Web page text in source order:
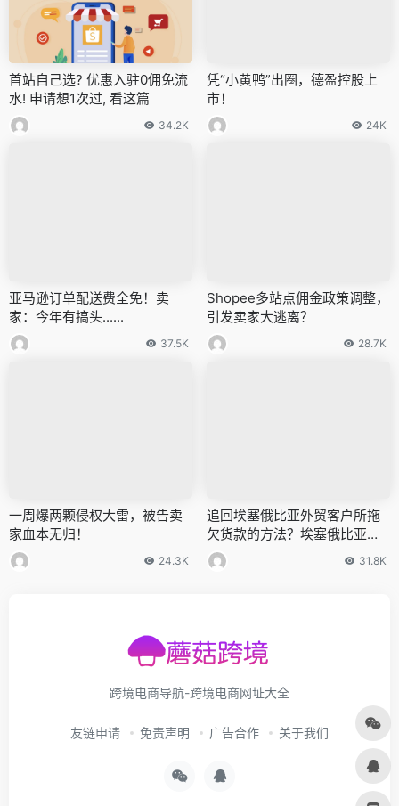
首站自己选? 优惠入驻0佣免流
水! 申请想1次过, 看这篇
34.2K
凭“小黄鸭”出圈，德盈控股上
市！
24K
亚马逊订单配送费全免！卖
家：今年有搞头......
37.5K
Shopee多站点佣金政策调整，
引发卖家大逃离？
28.7K
一周爆两颗侵权大雷，被告卖
家血本无归！
24.3K
追回埃塞俄比亚外贸客户所拖
欠货款的方法？埃塞俄比亚欠
款催收、法律诉讼等相关注意
事项
31.8K
跨境电商导航-跨境电商网址大全
友链申请 免责声明 广告合作 关于我们